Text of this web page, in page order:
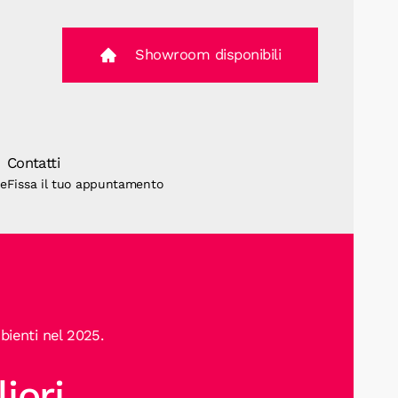
Showroom disponibili
Contatti
Fissa il tuo appuntamento
nel 2025.